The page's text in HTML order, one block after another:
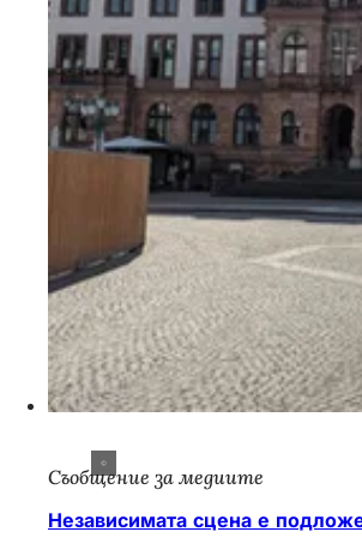
Съобщение за медиите
Независимата сцена е